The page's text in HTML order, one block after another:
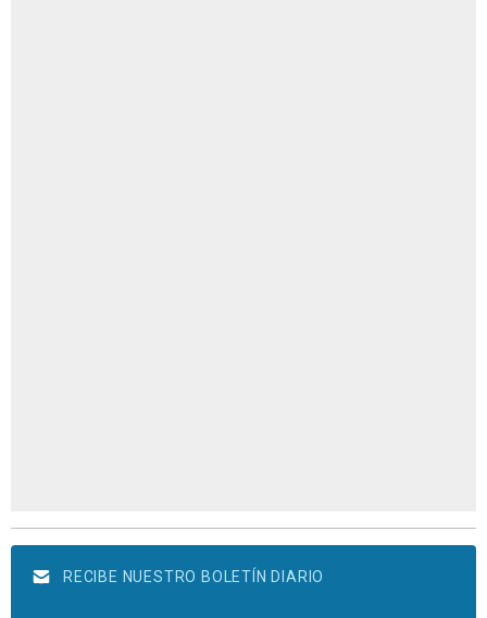
RECIBE NUESTRO BOLETÍN DIARIO